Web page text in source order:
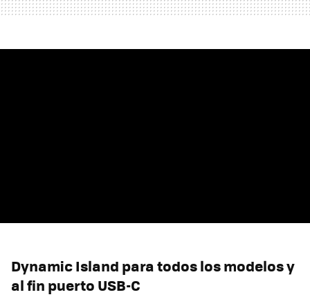
Dynamic Island para todos los modelos y
al fin puerto USB-C